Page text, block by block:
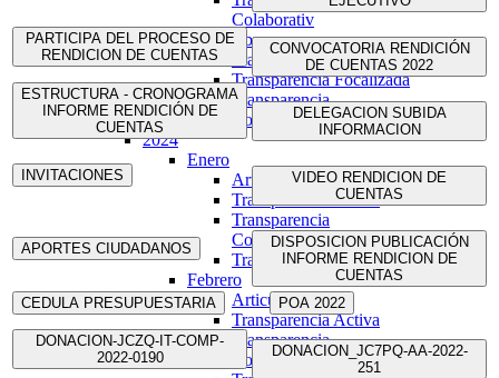
Colaborativ
Noviembre
Transparencia Activa
Transparencia Focalizada
Transparencia
Colaborativ
2024
Enero
Articulo 19
Transparencia Activa
Transparencia
Colaborativa
Transparencia Focalizada
Febrero
Articulo19
Transparencia Activa
Transparencia
Colaborativa
PARTICIPA DEL PROCESO DE
RENDICION DE CUENTAS
CONVOCATORIA RENDICIÓN
DE CUENTAS 2022
ESTRUCTURA - CRONOGRAMA
INFORME RENDICIÓN DE
CUENTAS
DELEGACION SUBIDA
INFORMACION
INVITACIONES
VIDEO RENDICION DE
CUENTAS
APORTES CIUDADANOS
DISPOSICION PUBLICACIÓN
INFORME RENDICION DE
CUENTAS
CEDULA PRESUPUESTARIA
POA 2022
DONACION-JCZQ-IT-COMP-
2022-0190
DONACION_JC7PQ-AA-2022-
251